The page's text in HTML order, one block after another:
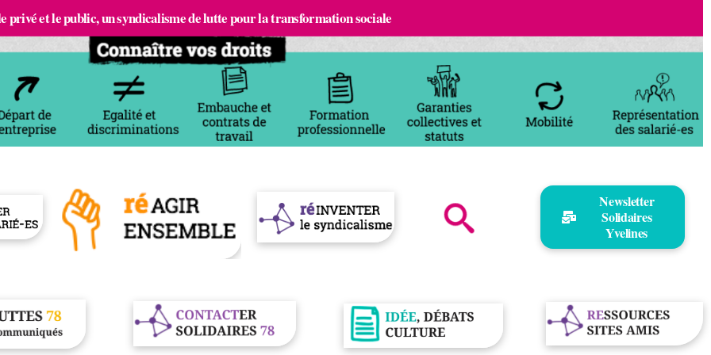
privé et le public, un syndicalisme de lutte pour la transformation sociale
Newsletter
Solidaires
Yvelines